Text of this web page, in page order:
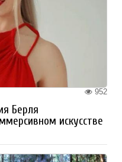
952
Берля
искусстве